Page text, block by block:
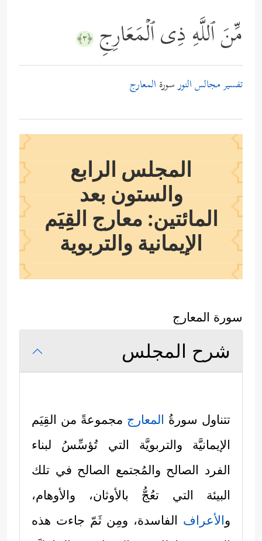
مِّنَ ٱللَّهِ ذِی ٱلۡمَعَارِجِ ﴿٣﴾
تفسير مجالس النورسورة المعارج
المجلس الرابع
والستون بعد
المائتين: معارج القِيَم
الإيمانية والتربوية
سورة المعارج
شرح المجلس
تتناول سورةُ المعارج مجموعةً من القِيَم
الإيمانيَّة والتربويَّة التي تُؤسِّسُ لبناء
الفرد الصالح والمُجتمع الصالح في تلك
البيئة التي تعُجُّ بالأوثان، والأوهام،
والأعراف الفاسدة، ومِن ثَمّ جاءت هذه